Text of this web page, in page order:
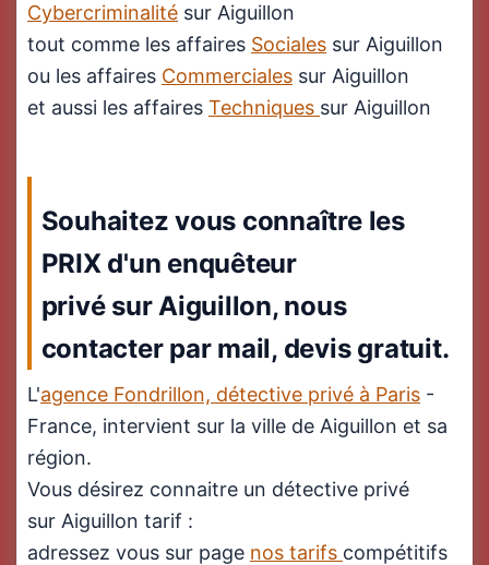
Cybercriminalité sur Aiguillon
tout comme les affaires Sociales sur Aiguillon
ou les affaires Commerciales sur Aiguillon
et aussi les affaires Techniques sur Aiguillon
Souhaitez vous connaître les
PRIX d'un enquêteur
privé sur Aiguillon, nous
contacter par mail, devis gratuit.
L'agence Fondrillon, détective privé à Paris -
France, intervient sur la ville de Aiguillon et sa
région.
Vous désirez connaitre un détective privé
sur Aiguillon tarif :
adressez vous sur page nos tarifs compétitifs